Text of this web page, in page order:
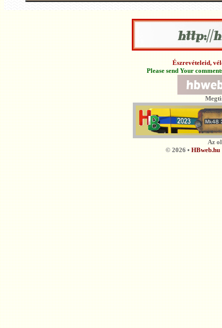
Észrevételeid,
Please send Your
Az
© 2026 •HBweb.hu